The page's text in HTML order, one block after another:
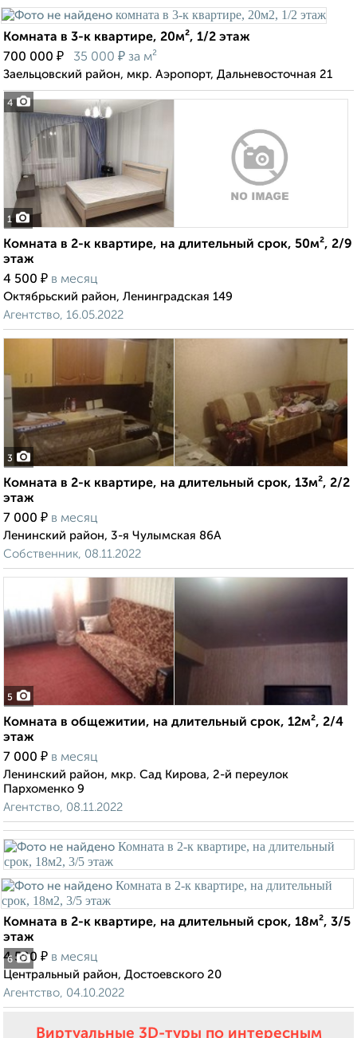
4
Комната в 3-к квартире, 20м², 1/2 этаж
700 000 ₽ 35 000 ₽ за м²
Заельцовский район, мкр. Аэропорт, Дальневосточная 21
1
Комната в 2-к квартире, на длительный срок, 50м², 2/9
этаж
4 500 ₽ в месяц
Октябрьский район, Ленинградская 149
Агентство, 16.05.2022
3
Комната в 2-к квартире, на длительный срок, 13м², 2/2
этаж
7 000 ₽ в месяц
Ленинский район, 3-я Чулымская 86А
Собственник, 08.11.2022
5
Комната в общежитии, на длительный срок, 12м², 2/4
этаж
7 000 ₽ в месяц
Ленинский район, мкр. Сад Кирова, 2-й переулок
Пархоменко 9
Агентство, 08.11.2022
6
Комната в 2-к квартире, на длительный срок, 18м², 3/5
этаж
4 500 ₽ в месяц
Центральный район, Достоевского 20
Агентство, 04.10.2022
Виртуальные 3D-туры по интересным